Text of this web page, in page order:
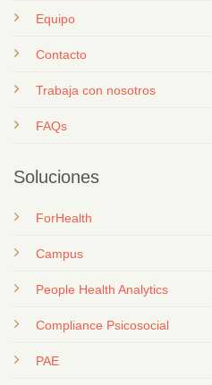
Equipo
Contacto
Trabaja con nosotros
FAQs
Soluciones
ForHealth
Campus
People Health Analytics
Compliance Psicosocial
PAE